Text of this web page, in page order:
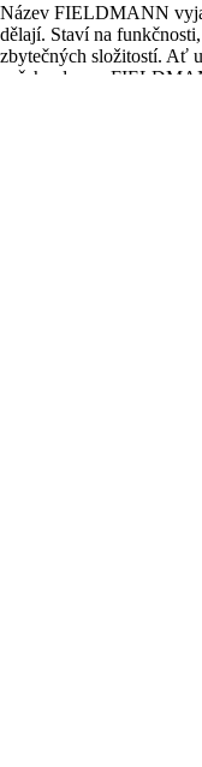
Název FIELDMANN
dělají. Staví na
zbytečných složitostí. Ať
vašeho domu,